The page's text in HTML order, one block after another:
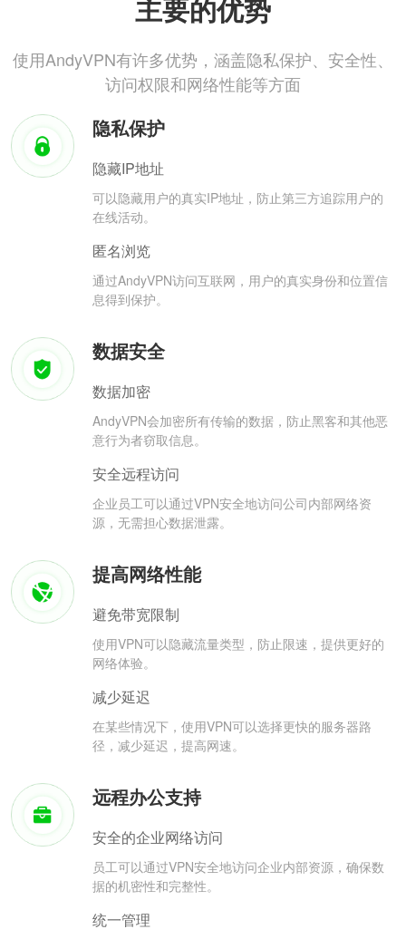
主要的优势
使用AndyVPN有许多优势，涵盖隐私保护、安全性、
访问权限和网络性能等方面
隐私保护
隐藏IP地址
可以隐藏用户的真实IP地址，防止第三方追踪用户的
在线活动。
匿名浏览
通过AndyVPN访问互联网，用户的真实身份和位置信
息得到保护。
数据安全
数据加密
AndyVPN会加密所有传输的数据，防止黑客和其他恶
意行为者窃取信息。
安全远程访问
企业员工可以通过VPN安全地访问公司内部网络资
源，无需担心数据泄露。
提高网络性能
避免带宽限制
使用VPN可以隐藏流量类型，防止限速，提供更好的
网络体验。
减少延迟
在某些情况下，使用VPN可以选择更快的服务器路
径，减少延迟，提高网速。
远程办公支持
安全的企业网络访问
员工可以通过VPN安全地访问企业内部资源，确保数
据的机密性和完整性。
统一管理